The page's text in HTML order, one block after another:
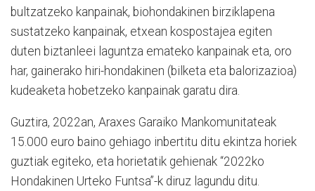
bultzatzeko kanpainak, biohondakinen birziklapena
sustatzeko kanpainak, etxean kospostajea egiten
duten biztanleei laguntza emateko kanpainak eta, oro
har, gainerako hiri-hondakinen (bilketa eta balorizazioa)
kudeaketa hobetzeko kanpainak garatu dira.
Guztira, 2022an, Araxes Garaiko Mankomunitateak
15.000 euro baino gehiago inbertitu ditu ekintza horiek
guztiak egiteko, eta horietatik gehienak “2022ko
Hondakinen Urteko Funtsa”-k diruz lagundu ditu.